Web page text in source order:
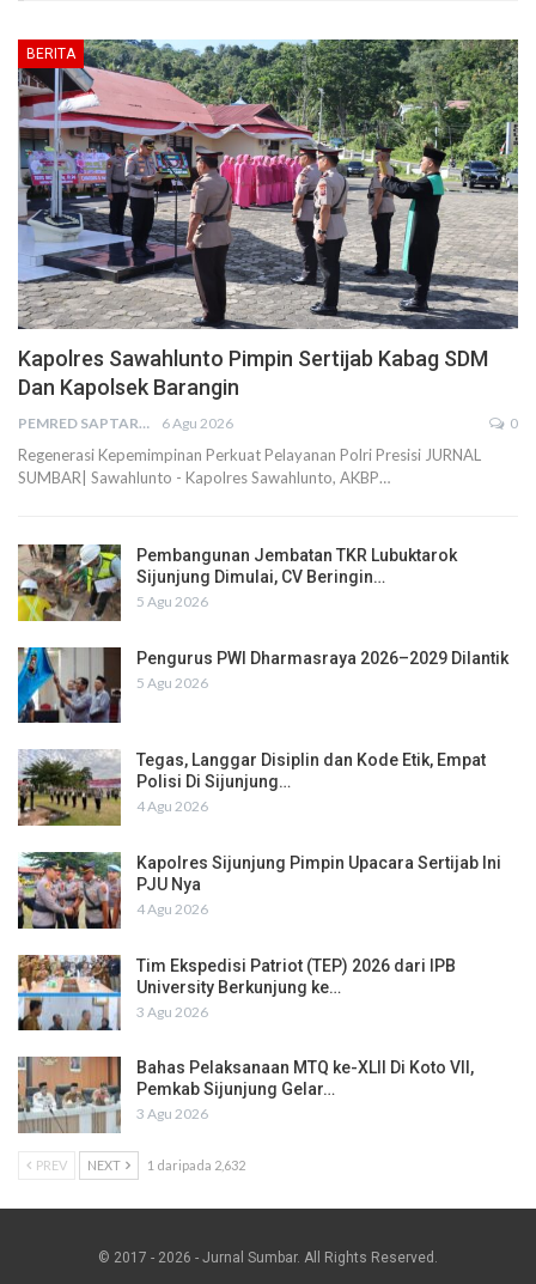
BERITA
Kapolres Sawahlunto Pimpin Sertijab Kabag SDM
Dan Kapolsek Barangin
PEMRED SAPTARIUS 6 Agu 2026 0
Regenerasi Kepemimpinan Perkuat Pelayanan Polri Presisi JURNAL
SUMBAR| Sawahlunto - Kapolres Sawahlunto, AKBP…
Pembangunan Jembatan TKR Lubuktarok
Sijunjung Dimulai, CV Beringin…
5 Agu 2026
Pengurus PWI Dharmasraya 2026–2029 Dilantik
5 Agu 2026
Tegas, Langgar Disiplin dan Kode Etik, Empat
Polisi Di Sijunjung…
4 Agu 2026
Kapolres Sijunjung Pimpin Upacara Sertijab Ini
PJU Nya
4 Agu 2026
Tim Ekspedisi Patriot (TEP) 2026 dari IPB
University Berkunjung ke…
3 Agu 2026
Bahas Pelaksanaan MTQ ke-XLII Di Koto VII,
Pemkab Sijunjung Gelar…
3 Agu 2026
PREV NEXT 1 daripada 2,632
© 2017 - 2026 - Jurnal Sumbar. All Rights Reserved.